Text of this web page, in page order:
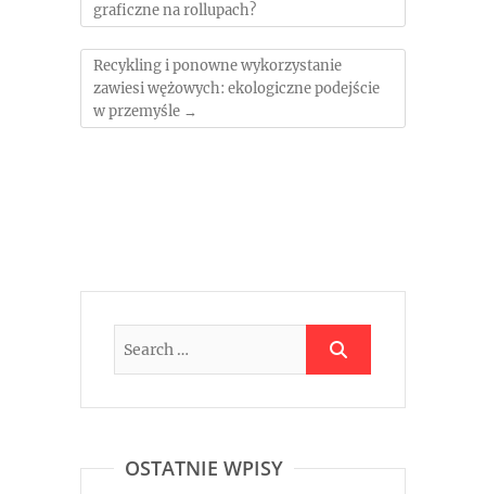
graficzne na rollupach?
Recykling i ponowne wykorzystanie
zawiesi wężowych: ekologiczne podejście
w przemyśle →
OSTATNIE WPISY